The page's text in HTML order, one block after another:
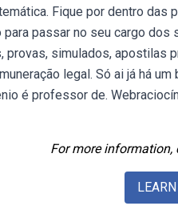
Fique por dentro
para passar no seu cargo
simulados, apostilas
legal. Só ai já há
é professor de.
For more information,